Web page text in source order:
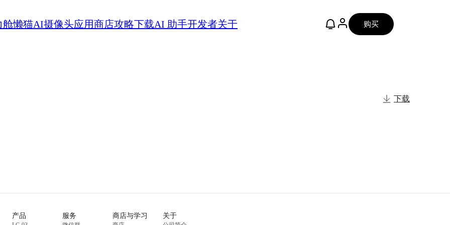
舱懒猫AI摄像头应用商店攻略下载AI 助手开发者关于 购买
下载
产品 服务 商店与学习 关于